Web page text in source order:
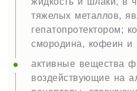
тяжелых металлов,
гепатопротектором;
смородина, кофеин и
активные вещества
воздействующие на